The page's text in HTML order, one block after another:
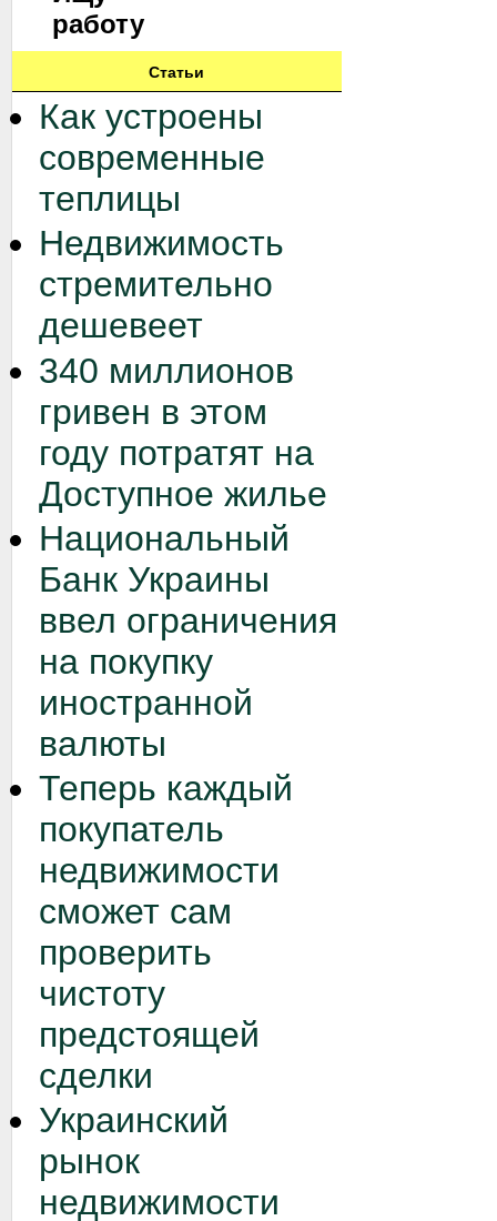
работу
Статьи
Как устроены
современные
теплицы
Недвижимость
стремительно
дешевеет
340 миллионов
гривен в этом
году потратят на
Доступное жилье
Национальный
Банк Украины
ввел ограничения
на покупку
иностранной
валюты
Теперь каждый
покупатель
недвижимости
сможет сам
проверить
чистоту
предстоящей
сделки
Украинский
рынок
недвижимости